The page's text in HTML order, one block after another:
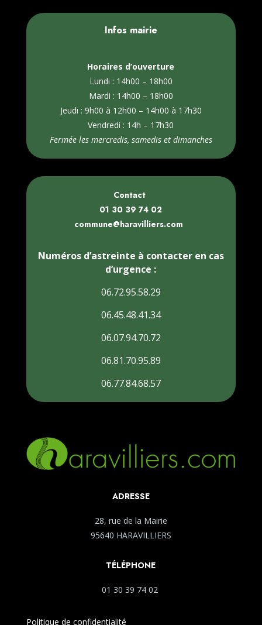
Infos mairie
Horaires d’ouverture
Lundi : 14h00 – 18h00
Mardi : 14h00 – 18h00
Jeudi : 9h00 à 12h00 – 14h00 à 17h30
Vendredi : 14h – 17h30
Fermée les mercredis, samedis et dimanches
Contact
01 30 39 74 02
commune@haravilliers.com
Numéros d’astreinte à contacter en cas
d’urgence :
06.72.95.58.29
06.45.48.41.34
06.07.94.70.72
06.81.70.95.89
06.77.84.68.57
ADRESSE
28, rue de la Mairie
95640 HARAVILLIERS
TÉLÉPHONE
01 30 39 74 02
Politique de confidentialité